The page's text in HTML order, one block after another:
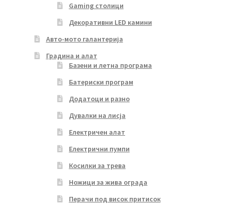
Gaming столици
Декоративни LED камини
Авто-мото галантерија
Градина и алат
Базени и летна програма
Батериски програм
Додатоци и разно
Дувалки на лисја
Електричен алат
Електрични пумпи
Косилки за трева
Ножици за жива ограда
Перачи под висок притисок